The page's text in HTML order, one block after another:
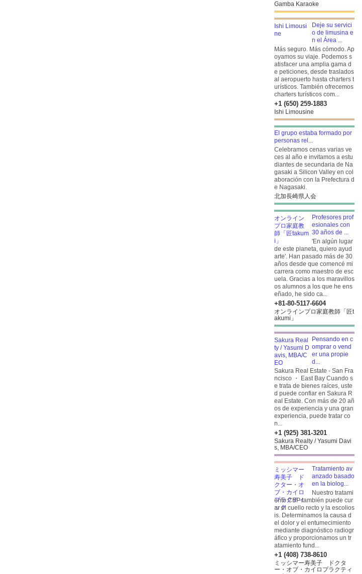
Gamba Karaoke
Deje su servici
o de limusina e
n el Área ...
Más seguro. Más cómodo. Ap
oyamos su viaje. Podemos s
atisfacer una amplia gama d
e peticiones, desde traslados
al aeropuerto hasta charters t
urísticos. También ofrecemos
charters turísticos com...
+1 (650) 259-1883
Ishi Limousine
El grupo estaba formado por
personas rel...
Celebramos cenas varias ve
ces al año e invitamos a estu
diantes de secundaria de Na
gasaki a Silicon Valley en col
aboración con la Prefectura d
e Nagasaki.
北加長崎県人会
Profesores prof
esionales con
30 años de ...
'En algún lugar
de este planeta, quiero ayud
arte'. Han pasado más de 30
años desde que comencé mi
carrera como maestro de esc
uela. Gracias a los maravillos
os alumnos a los que he ens
eñado, he sido ca...
+81-80-5117-6604
オンラインプロ家庭教師「匠t
akumi」
Pensando en c
omprar o vend
er una propie
d...
Sakura Real Estate - San Fra
ncisco ・ East Bay Cuando s
e trata de bienes raíces, uste
d puede confiar en Sakura R
eal Estate. Con más de 20 añ
os de experiencia y una gran
experiencia, puede tratar co
n...
+1 (925) 381-3201
Sakura Realty / Yasumi Davi
s, MBA/CEO
Tratamiento av
anzado basado
en la biolog...
Nuestro tratami
ento CBP también puede cur
ar el cuello recto y la escolios
is. Determinamos la causa d
el dolor y el entumecimiento
mediante diagnóstico radiogr
áfico y proporcionamos un tr
atamiento fund...
+1 (408) 738-8610
ミッシマー寿美子 ドクタ
ー・オブ・カイロプラクティ